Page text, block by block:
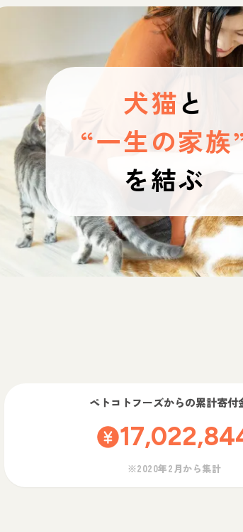
犬猫と
“一生の家族
を結ぶ
ペトコトフーズからの累計寄付
※2020年2月から集計